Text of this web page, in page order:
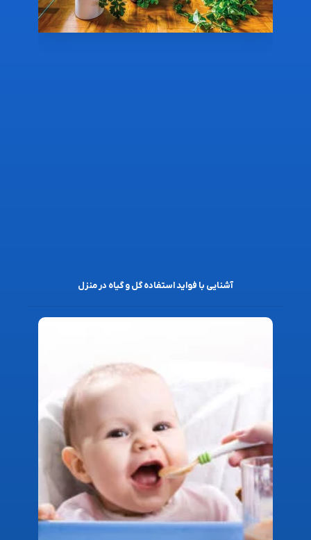
آشنایی با فواید استفاده گل و گیاه در منزل